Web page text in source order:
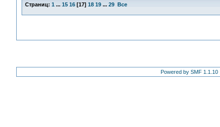
Страниц: 1 ... 15 16[17] 18 19 ... 29 Все
Powered by SMF 1.1.10